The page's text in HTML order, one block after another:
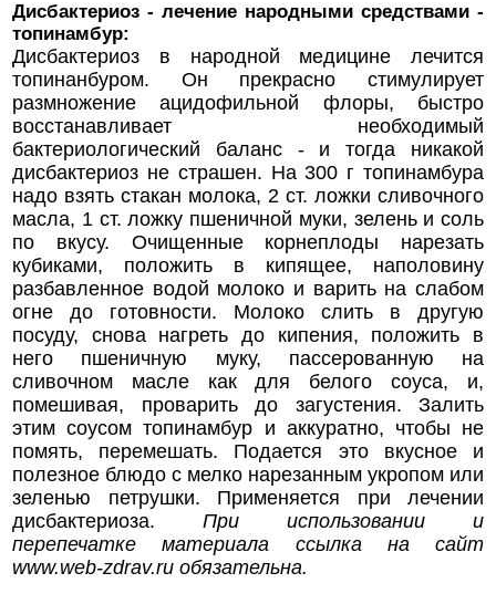
Дисбактериоз - лечение народными средствами -
топинамбур:
Дисбактериоз в народной медицине лечится
топинанбуром. Он прекрасно стимулирует
размножение ацидофильной флоры, быстро
восстанавливает необходимый
бактериологический баланс - и тогда никакой
дисбактериоз не страшен. На 300 г топинамбура
надо взять стакан молока, 2 ст. ложки сливочного
масла, 1 ст. ложку пшеничной муки, зелень и соль
по вкусу. Очищенные корнеплоды нарезать
кубиками, положить в кипящее, наполовину
разбавленное водой молоко и варить на слабом
огне до готовности. Молоко слить в другую
посуду, снова нагреть до кипения, положить в
него пшеничную муку, пассерованную на
сливочном масле как для белого соуса, и,
помешивая, проварить до загустения. Залить
этим соусом топинамбур и аккуратно, чтобы не
помять, перемешать. Подается это вкусное и
полезное блюдо с мелко нарезанным укропом или
зеленью петрушки. Применяется при лечении
дисбактериоза. При использовании и
перепечатке материала ссылка на сайт
www.web-zdrav.ru обязательна.